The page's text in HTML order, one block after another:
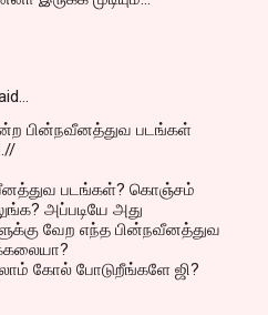
பின்நவீனத்துவ படங்கள்
படங்கள்? கொஞ்சம்
அப்படியே அது
வேற எந்த பின்நவீனத்துவ
கோல் போடுறீங்களே ஜி?